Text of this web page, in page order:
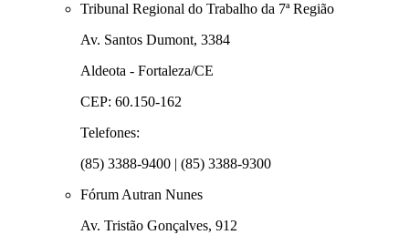
Tribunal Regional do Trabalho da 7ª Região
Av. Santos Dumont, 3384
Aldeota - Fortaleza/CE
CEP: 60.150-162
Telefones:
(85) 3388-9400 | (85) 3388-9300
Fórum Autran Nunes
Av. Tristão Gonçalves, 912